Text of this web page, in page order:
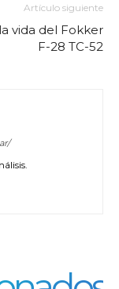
Artículo siguiente
vida del Fokker
F-28 TC-52